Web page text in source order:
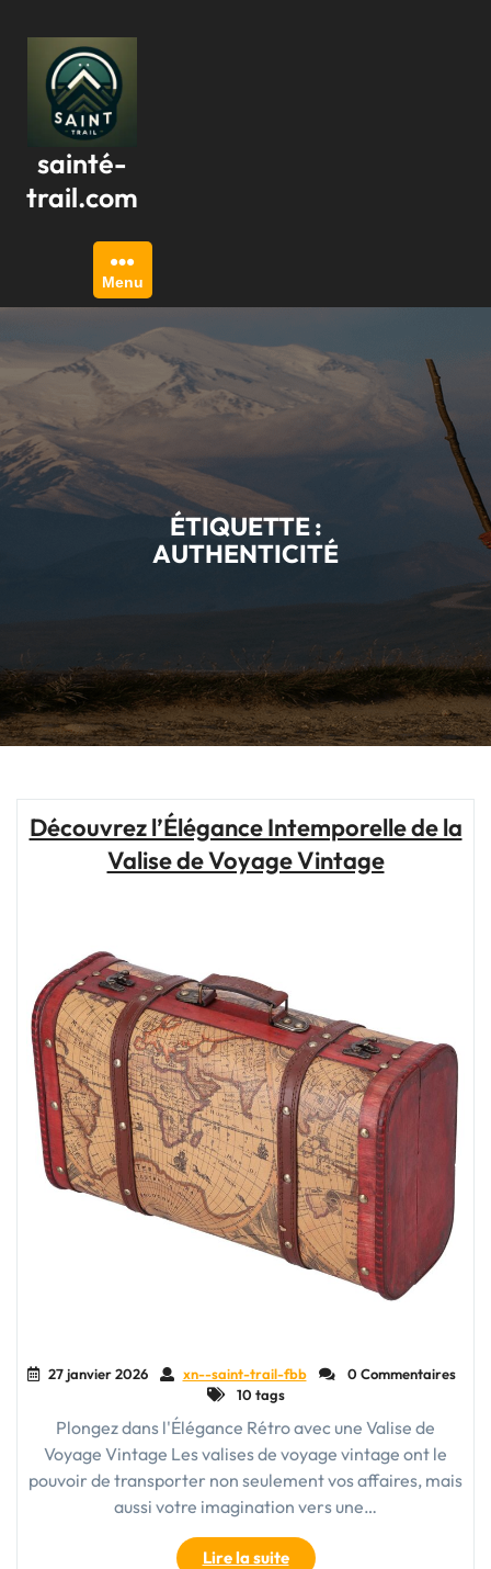
contenu
sainté-
trail.com
Menu
ÉTIQUETTE :
AUTHENTICITÉ
Découvrez l’Élégance Intemporelle de la
Valise de Voyage Vintage
27 janvier 2026 xn--saint-trail-fbb
0 Commentaires
10 tags
Plongez dans l'Élégance Rétro avec une Valise de
Voyage Vintage Les valises de voyage vintage ont le
pouvoir de transporter non seulement vos affaires, mais
aussi votre imagination vers une…
Lire la suite"Découvrez